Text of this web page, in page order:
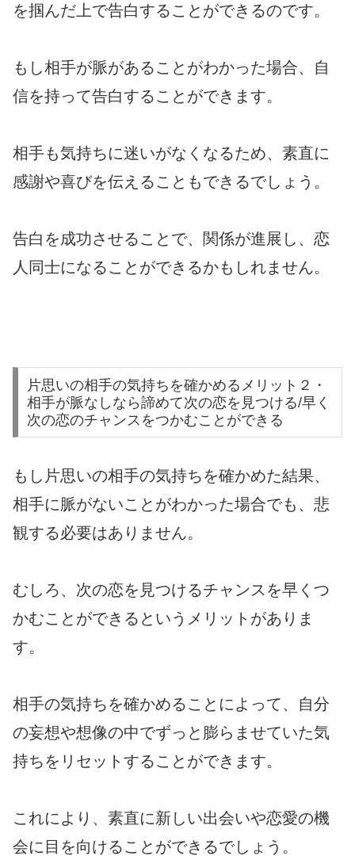
を掴んだ上で告白することができるのです。
もし相手が脈があることがわかった場合、自
信を持って告白することができます。
相手も気持ちに迷いがなくなるため、素直に
感謝や喜びを伝えることもできるでしょう。
告白を成功させることで、関係が進展し、恋
人同士になることができるかもしれません。
片思いの相手の気持ちを確かめるメリット２・
相手が脈なしなら諦めて次の恋を見つける/早く
次の恋のチャンスをつかむことができる
もし片思いの相手の気持ちを確かめた結果、
相手に脈がないことがわかった場合でも、悲
観する必要はありません。
むしろ、次の恋を見つけるチャンスを早くつ
かむことができるというメリットがありま
す。
相手の気持ちを確かめることによって、自分
の妄想や想像の中でずっと膨らませていた気
持ちをリセットすることができます。
これにより、素直に新しい出会いや恋愛の機
会に目を向けることができるでしょう。